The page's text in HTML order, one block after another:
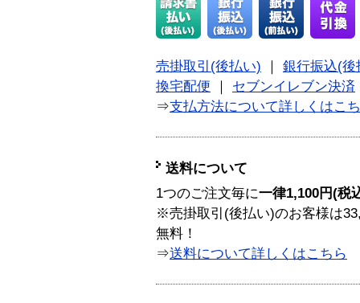
売掛取引(後払い)
銀行振込(後
換宅配便
セブンイレブン決済
⇒支払方法について詳しくはこ
送料について
1つのご注文毎に一律1,100円(税
※売掛取引(後払い)のお客様は
無料！
⇒送料について詳しくはこちら